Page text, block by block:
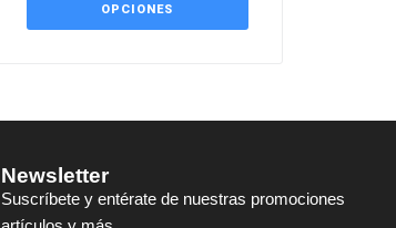
OPCIONES
Newsletter
Suscríbete y entérate de nuestras promociones